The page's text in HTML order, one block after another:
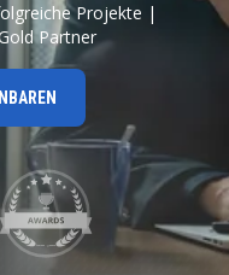
Projekte |
Partner